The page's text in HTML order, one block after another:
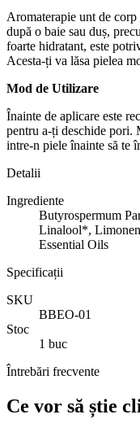
Aromaterapie unt de
după o baie sau duș,
foarte hidratant, este
Acesta-ți va lăsa pielea
Mod de Utilizare
Înainte de aplicare este
pentru a-ți deschide pori.
intre-n piele înainte să te
Detalii
Ingrediente
Butyrospermum
Linalool*,
Essential Oils
Specificații
SKU
BBEO-01
Stoc
1 buc
Întrebări frecvente
Ce vor să știe